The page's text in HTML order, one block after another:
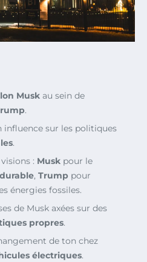
Musk au sein de
.
influence sur les politiques
.
: Musk pour le
, Trump pour
énergies fossiles.
de Musk axées sur des
propres.
de ton chez
électriques.